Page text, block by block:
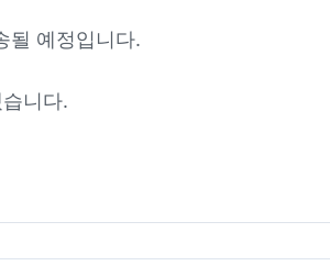
될 예정입니다.
니다.